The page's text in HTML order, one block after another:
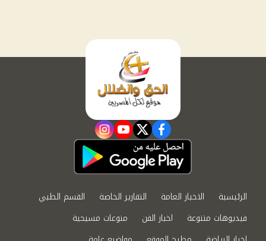
facebook
twitter
youtube
instagram
الرئيسية الاخبار العامة التقارير الخاصة
القسم الطبي
فيديوهات متنوعة
اخبار الفن
منوعات مسيحية